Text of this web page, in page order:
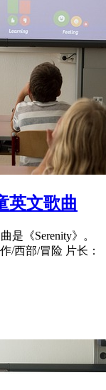
英文歌曲
是《Serenity》。
/西部/冒险 片长：